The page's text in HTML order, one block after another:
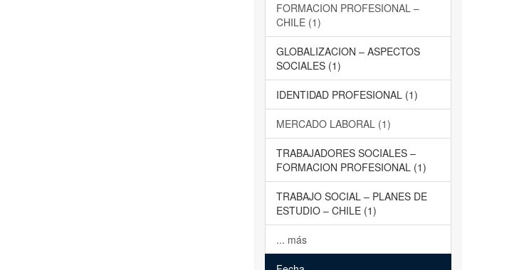
FORMACION PROFESIONAL –
CHILE (1)
GLOBALIZACION – ASPECTOS
SOCIALES (1)
IDENTIDAD PROFESIONAL (1)
MERCADO LABORAL (1)
TRABAJADORES SOCIALES –
FORMACION PROFESIONAL (1)
TRABAJO SOCIAL – PLANES DE
ESTUDIO – CHILE (1)
... más